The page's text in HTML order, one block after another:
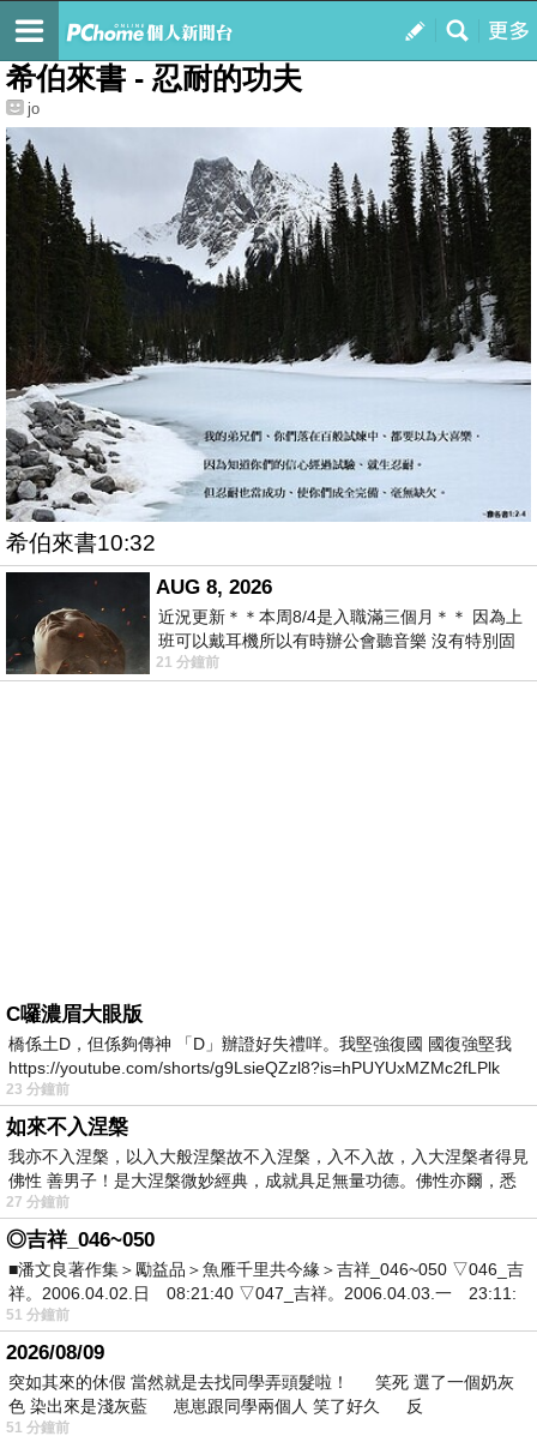
我的
最新文章
希伯來書 - 忍耐的功夫
jo
希伯來書10:32
AUG 8, 2026
近況更新＊＊本周8/4是入職滿三個月＊＊ 因為上
班可以戴耳機所以有時辦公會聽音樂 沒有特別固
定哪天但就是一周某一天會固定聽'90
21 分鐘前
C囉濃眉大眼版
橋係土D，但係夠傳神 「D」辦證好失禮咩。我堅強復國 國復強堅我
https://youtube.com/shorts/g9LsieQZzl8?is=hPUYUxMZMc2fLPlk
23 分鐘前
如來不入涅槃
我亦不入涅槃，以入大般涅槃故不入涅槃，入不入故，入大涅槃者得見
佛性 善男子！是大涅槃微妙經典，成就具足無量功德。佛性亦爾，悉
27 分鐘前
◎吉祥_046~050
■潘文良著作集＞勵益品＞魚雁千里共今緣＞吉祥_046~050 ▽046_吉
祥。2006.04.02.日 08:21:40 ▽047_吉祥。2006.04.03.一 23:11:
51 分鐘前
2026/08/09
突如其來的休假 當然就是去找同學弄頭髮啦！ 笑死 選了一個奶灰
色 染出來是淺灰藍 崽崽跟同學兩個人 笑了好久 反
51 分鐘前